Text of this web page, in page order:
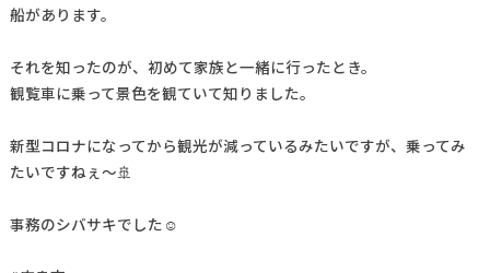
船があります。
それを知ったのが、初めて家族と一緒に行ったとき。
観覧車に乗って景色を観ていて知りました。
新型コロナになってから観光が減っているみたいですが、乗ってみ
たいですねぇ～🚢
事務のシバサキでした☺